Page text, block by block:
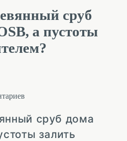
сруб
а пустоты
сруб дома
залить